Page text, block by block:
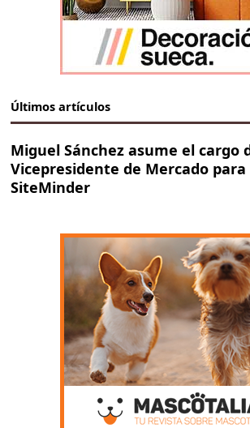
Últimos artículos
Miguel Sánchez asume el cargo
Vicepresidente de Mercado para
SiteMinder